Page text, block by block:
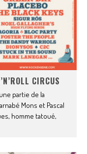
CIRCUS
partie de la
Mons et Pascal
homme tatoué,